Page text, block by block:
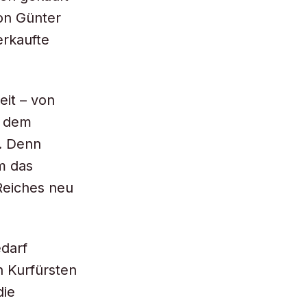
Günter
– von
Denn
das
neu
Kurfürsten